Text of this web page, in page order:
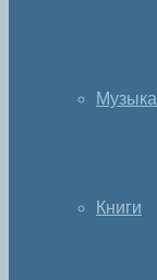
Музыка
Книги